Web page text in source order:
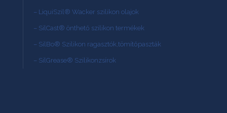
– LiquiSzil® Wacker szilikon olajok
– SilCast® önthető szilikon termékek
– SilBo® Szilikon ragasztók,tömítőpaszták
– SilGrease® Szilikonzsírok